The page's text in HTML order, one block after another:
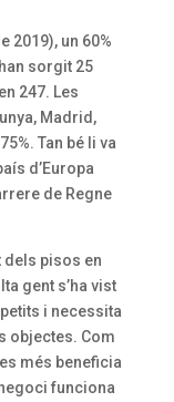
2019), un 60%
sorgit 25
247. Les
Madrid,
Tan bé li va
d’Europa
de Regne
dels pisos en
gent s’ha vist
i necessita
objectes. Com
més beneficia
funciona